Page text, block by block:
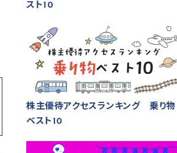
スト10
株主優待アクセスランキング 乗り物
ベスト10